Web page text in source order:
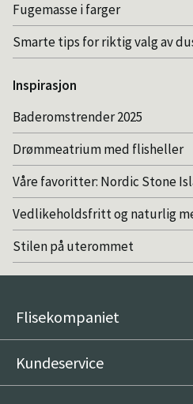
Fugemasse i farger
Smarte tips for riktig valg av
Inspirasjon
Baderomstrender 2025
Drømmeatrium med flisheller
Våre favoritter: Nordic Stone
Vedlikeholdsfritt og naturlig
Stilen på uterommet
Flisekompaniet
Kundeservice